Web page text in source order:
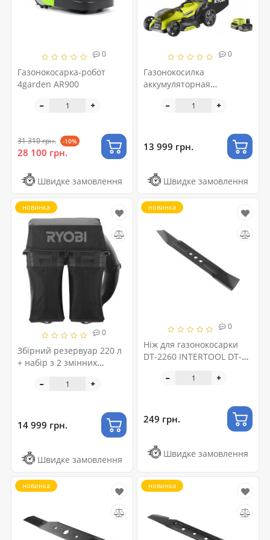
0
Газонокосарка-робот
4garden AR900
31 310 грн. -10%
28 100 грн.
Швидке замовлення
0
Газонокосилка
аккумуляторная
RY18LMX33A-150 ONE+
13 999 грн.
Швидке замовлення
0
Збірний резервуар 220 л
+ набір з 2 змінних
новинка
14 999 грн.
Швидке замовлення
0
Ніж для газонокосарки
DT-2260 INTERTOOL DT-
новинка
249 грн.
Швидке замовлення
новинка новинка